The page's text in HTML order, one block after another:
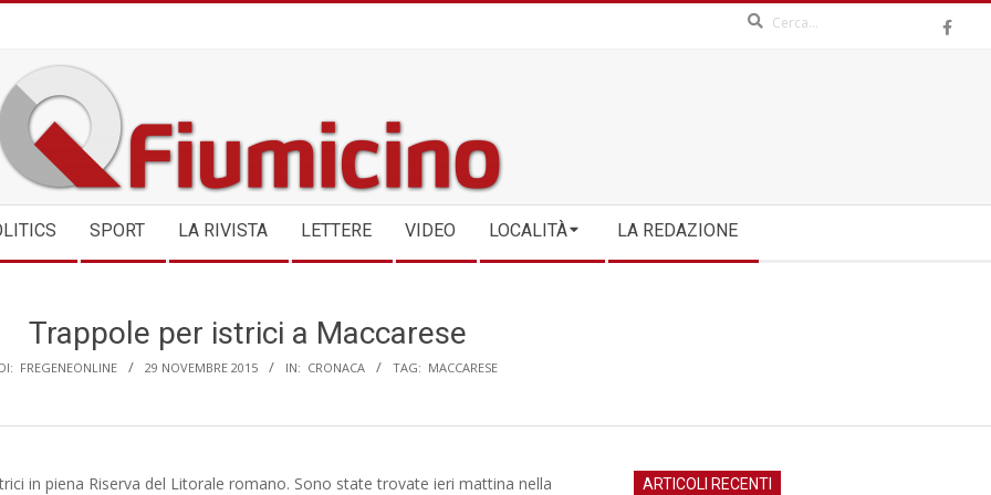
SPORT LA RIVISTA LETTERE VIDEO LOCALITÀ LA REDAZIONE
Trappole per istrici a Maccarese
DI: FREGENEONLINE 29 NOVEMBRE 2015 IN: CRONACA TAG: MACCARESE
in piena Riserva del Litorale romano. Sono state trovate ieri mattina nella
ARTICOLI RECENTI